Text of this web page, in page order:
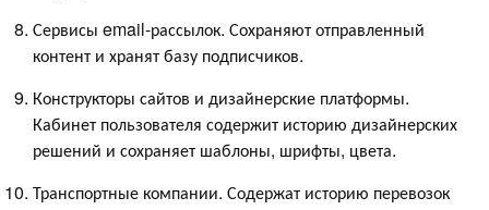
Сервисы email-рассылок. Сохраняют отправленный
контент и хранят базу подписчиков.
Конструкторы сайтов и дизайнерские платформы.
Кабинет пользователя содержит историю дизайнерских
решений и сохраняет шаблоны, шрифты, цвета.
Транспортные компании. Содержат историю перевозок